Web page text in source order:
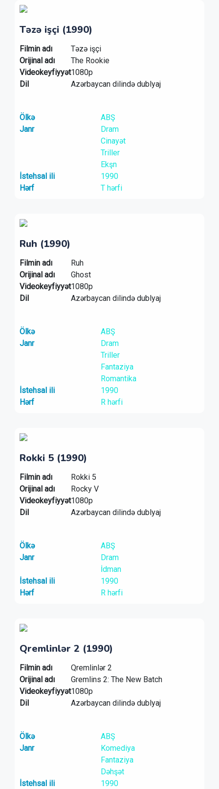
Təzə işçi (1990)
Filmin adı
Təzə işçi
Orijinal adı
The Rookie
Videokeyfiyyət1080p
Dil
Azərbaycan dilində dublyaj
Ölkə
ABŞ
Janr
Dram
Cinayət
Triller
Ekşn
İstehsal ili
1990
Hərf
T hərfi
Ruh (1990)
Filmin adı
Ruh
Orijinal adı
Ghost
Videokeyfiyyət1080p
Dil
Azərbaycan dilində dublyaj
Ölkə
ABŞ
Janr
Dram
Triller
Fantaziya
Romantika
İstehsal ili
1990
Hərf
R hərfi
Rokki 5 (1990)
Filmin adı
Rokki 5
Orijinal adı
Rocky V
Videokeyfiyyət1080p
Dil
Azərbaycan dilində dublyaj
Ölkə
ABŞ
Janr
Dram
İdman
İstehsal ili
1990
Hərf
R hərfi
Qremlinlər 2 (1990)
Filmin adı
Qremlinlər 2
Orijinal adı
Gremlins 2: The New Batch
Videokeyfiyyət1080p
Dil
Azərbaycan dilində dublyaj
Ölkə
ABŞ
Janr
Komediya
Fantaziya
Dəhşət
İstehsal ili
1990